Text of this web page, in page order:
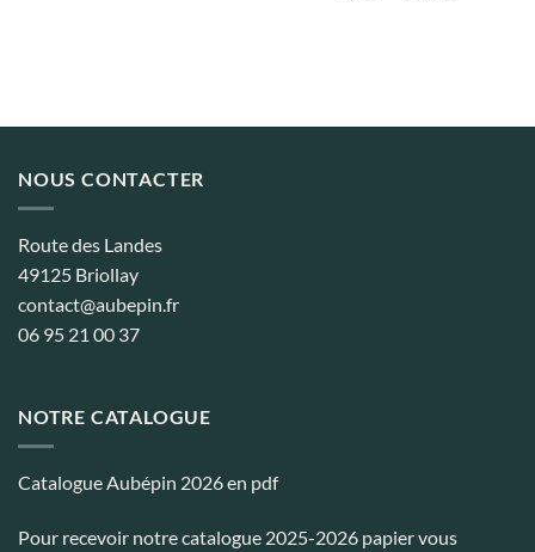
NOUS CONTACTER
Route des Landes
49125 Briollay
contact@aubepin.fr
06 95 21 00 37
NOTRE CATALOGUE
Catalogue Aubépin 2026 en pdf
Pour recevoir notre catalogue 2025-2026 papier vous